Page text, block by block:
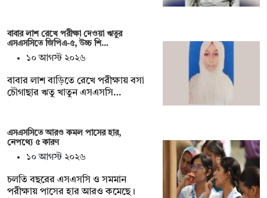
বাবার লাশ রেখে পরীক্ষা দেওয়া ঋতুর
এসএসসিতে জিপিএ-৫, উচ্চ শি…
১০ আগস্ট ২০২৬
বাবার লাশ বাড়িতে রেখে পরীক্ষায় বসা
চৌগাছার ঋতু খাতুন এসএসসি…
এসএসসিতে আরও কমল পাসের হার,
নেপথ্যে ৫ কারণ
১০ আগস্ট ২০২৬
চলতি বছরের এসএসসি ও সমমান
পরীক্ষায় পাসের হার আরও কমেছে।